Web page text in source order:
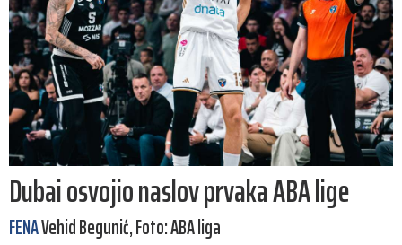
Dubai osvojio naslov prvaka ABA lige
FENAVehid Begunić, Foto: ABA liga